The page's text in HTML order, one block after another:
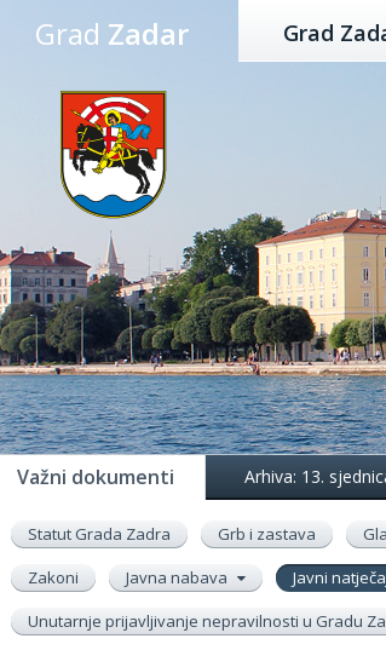
Preskoči
Grad Zadar Grad
Važni dokumenti Arhiva: 13.
Statut Grada Zadra Grb i zastava
Zakoni
Javna nabava Javni
Unutarnje prijavljivanje nepravilnosti u Gradu